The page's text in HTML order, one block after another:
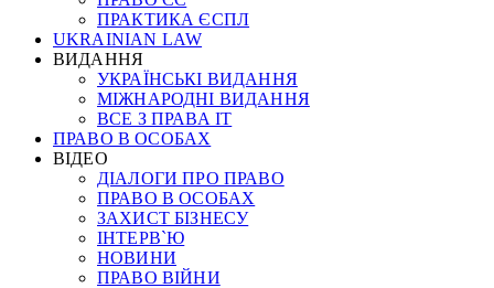
ПРАКТИКА ЄСПЛ
UKRAINIAN LAW
ВИДАННЯ
УКРАЇНСЬКІ ВИДАННЯ
МІЖНАРОДНІ ВИДАННЯ
ВСЕ З ПРАВА ІТ
ПРАВО В ОСОБАХ
ВІДЕО
ДІАЛОГИ ПРО ПРАВО
ПРАВО В ОСОБАХ
ЗАХИСТ БІЗНЕСУ
ІНТЕРВ`Ю
НОВИНИ
ПРАВО ВІЙНИ